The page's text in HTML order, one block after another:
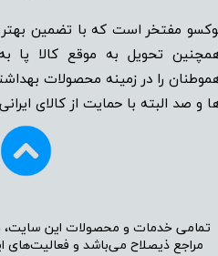
مفتخر است که با تضمین
تحویل به موقع کالا پا
را در زمینه‌‌‌ محصولات
و صد البته با حمایت از کالای
تمامی خدمات و محصولات این سایت،
مراجع ذیصلاح می‌باشد و فعالیت‌‌‌‌های